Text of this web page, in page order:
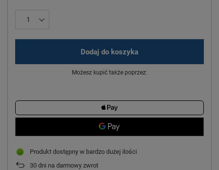
Dodaj do koszyka
Możesz kupić także poprzez:
Produkt dostępny w bardzo dużej ilości
30 dni na darmowy zwrot